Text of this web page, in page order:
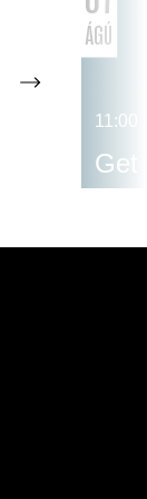
ÁGÚ
11:00
Get